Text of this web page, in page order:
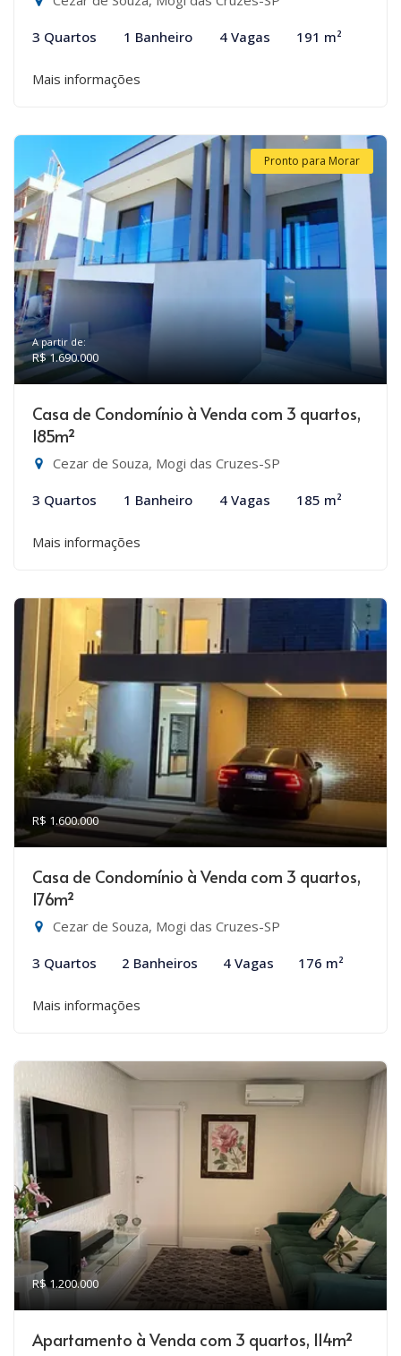
3 Quartos 1 Banheiro 4 Vagas 191 m²
Mais informações
Pronto para Morar
A partir de:
R$ 1.690.000
Casa de Condomínio à Venda com 3 quartos,
185m²
Cezar de Souza, Mogi das Cruzes-SP
3 Quartos 1 Banheiro 4 Vagas 185 m²
Mais informações
R$ 1.600.000
Casa de Condomínio à Venda com 3 quartos,
176m²
Cezar de Souza, Mogi das Cruzes-SP
3 Quartos 2 Banheiros 4 Vagas 176 m²
Mais informações
R$ 1.200.000
Apartamento à Venda com 3 quartos, 114m²